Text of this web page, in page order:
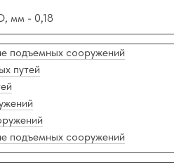
мм - 0,18
подъемных сооружений
путей
подъемных сооружений